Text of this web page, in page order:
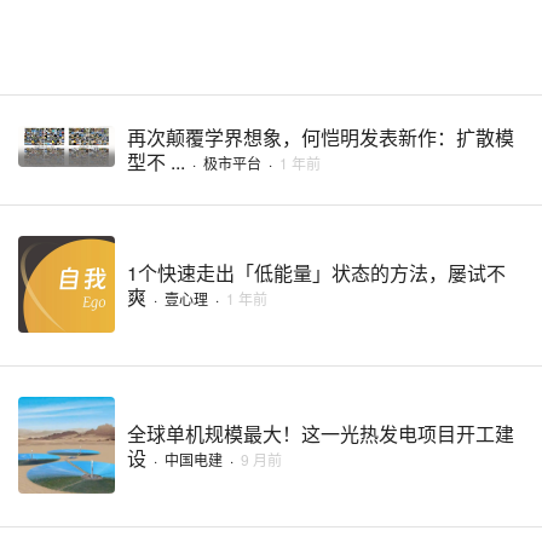
再次颠覆学界想象，何恺明发表新作：扩散模
型不 ... · 极市平台 · 1 年前
1个快速走出「低能量」状态的方法，屡试不
爽 · 壹心理 · 1 年前
全球单机规模最大！这一光热发电项目开工建
设 · 中国电建 · 9 月前